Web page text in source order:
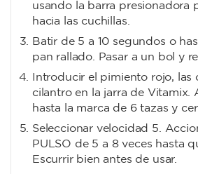
usando la barra presionadora
hacia las cuchillas.
Batir de 5 a 10 segundos o
pan rallado. Pasar a un bol y
Introducir el pimiento rojo, las
cilantro en la jarra de Vitamix.
hasta la marca de 6 tazas y
Seleccionar velocidad 5.
PULSO de 5 a 8 veces hasta
Escurrir bien antes de usar.